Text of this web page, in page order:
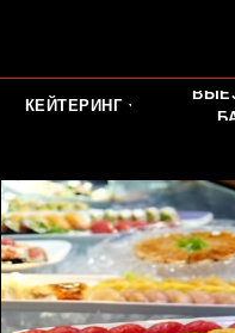
КЕЙТЕРИНГ